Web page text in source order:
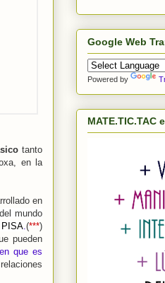
tanto
en la
en
mundo
PISA .(***)
pueden
que es
Google Web
Powered by
MATE.TIC.TAC